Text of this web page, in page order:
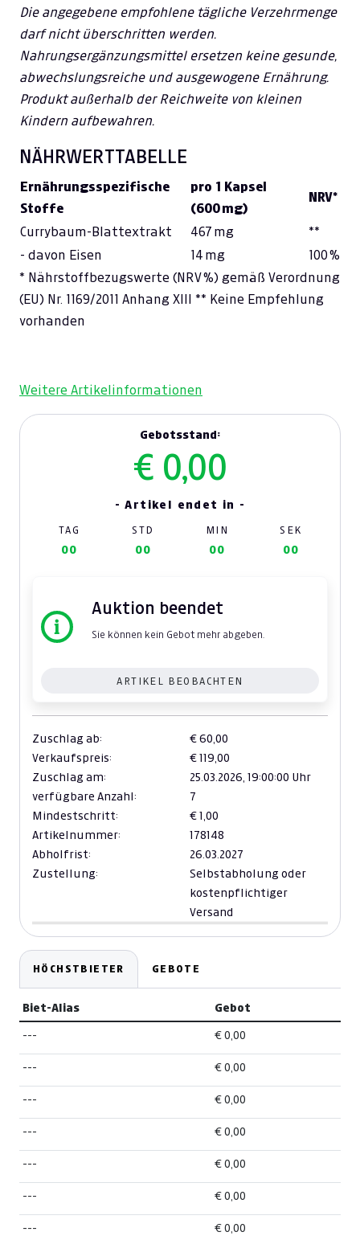
Die angegebene empfohlene tägliche Verzehrmenge
darf nicht überschritten werden.
Nahrungsergänzungsmittel ersetzen keine gesunde,
abwechslungsreiche und ausgewogene Ernährung.
Produkt außerhalb der Reichweite von kleinen
Kindern aufbewahren.
NÄHRWERTTABELLE
Ernährungsspezifische
Stoffe
pro 1 Kapsel
(600 mg)
NRV*
Currybaum-Blattextrakt 467 mg
**
- davon Eisen
14 mg
100 %
* Nährstoffbezugswerte (NRV %) gemäß Verordnung
(EU) Nr. 1169/2011 Anhang XIII ** Keine Empfehlung
vorhanden
Weitere Artikelinformationen
Gebotsstand:
€ 0,00
- Artikel endet in -
TAG STD MIN SEK
00 00 00 00
Auktion beendet
Sie können kein Gebot mehr abgeben.
ARTIKEL BEOBACHTEN
Zuschlag ab:
€ 60,00
Verkaufspreis:
€ 119,00
Zuschlag am:
25.03.2026, 19:00:00 Uhr
verfügbare Anzahl:
7
Mindestschritt:
€ 1,00
Artikelnummer:
178148
Abholfrist:
26.03.2027
Zustellung:
Selbstabholung oder
kostenpflichtiger
Versand
HÖCHSTBIETER GEBOTE
Biet-Alias Gebot
--- € 0,00
--- € 0,00
--- € 0,00
--- € 0,00
--- € 0,00
--- € 0,00
--- € 0,00